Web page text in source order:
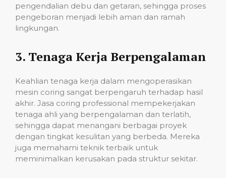
pengendalian debu dan getaran, sehingga proses
pengeboran menjadi lebih aman dan ramah
lingkungan.
3. Tenaga Kerja Berpengalaman
Keahlian tenaga kerja dalam mengoperasikan
mesin coring sangat berpengaruh terhadap hasil
akhir. Jasa coring professional mempekerjakan
tenaga ahli yang berpengalaman dan terlatih,
sehingga dapat menangani berbagai proyek
dengan tingkat kesulitan yang berbeda. Mereka
juga memahami teknik terbaik untuk
meminimalkan kerusakan pada struktur sekitar.